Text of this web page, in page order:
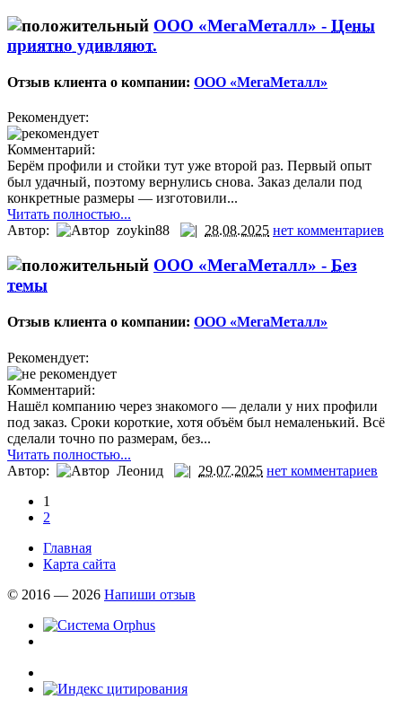
ООО «МегаМеталл» - Цены
приятно удивляют.
Отзыв клиента о компании: ООО «МегаМеталл»
Рекомендует:
Комментарий:
Берём профили и стойки тут уже второй раз. Первый опыт
был удачный, поэтому вернулись снова. Заказ делали под
конкретные размеры — изготовили...
Читать полностью...
Автор:
zoykin88 28.08.2025 нет комментариев
ООО «МегаМеталл» - Без
темы
Отзыв клиента о компании: ООО «МегаМеталл»
Рекомендует:
Комментарий:
Нашёл компанию через знакомого — делали у них профили
под заказ. Сроки короткие, хотя объём был немаленький. Всё
сделали точно по размерам, без...
Читать полностью...
Автор:
Леонид 29.07.2025 нет комментариев
1
2
Главная
Карта сайта
© 2016 — 2026 Напиши отзыв